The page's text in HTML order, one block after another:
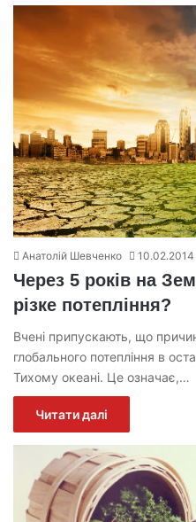
Анатолій Шевченко 10.02.2014
Через 5 років на
різке потепління?
Вчені припускають, що
глобального потепління в
Тихому океані. Це означає,…
Читати далі